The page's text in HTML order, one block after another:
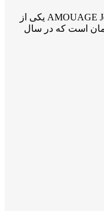
عطر آمواج جورنی مردانه AMOUAGE Journey for Men یکی از
است که در سال